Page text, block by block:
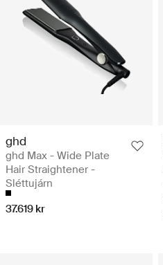
ghd
ghd Max - Wide Plate
Hair Straightener -
Sléttujárn
37.619 kr